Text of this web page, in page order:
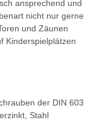
ansprechend und
nicht nur gerne
und Zäunen
Kinderspielplätzen
der DIN 603
Stahl